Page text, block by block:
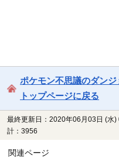
ポケモン不思議のダン
トップページに戻る
最終更新日：2020年06月03日 (水)
計：3956
関連ページ